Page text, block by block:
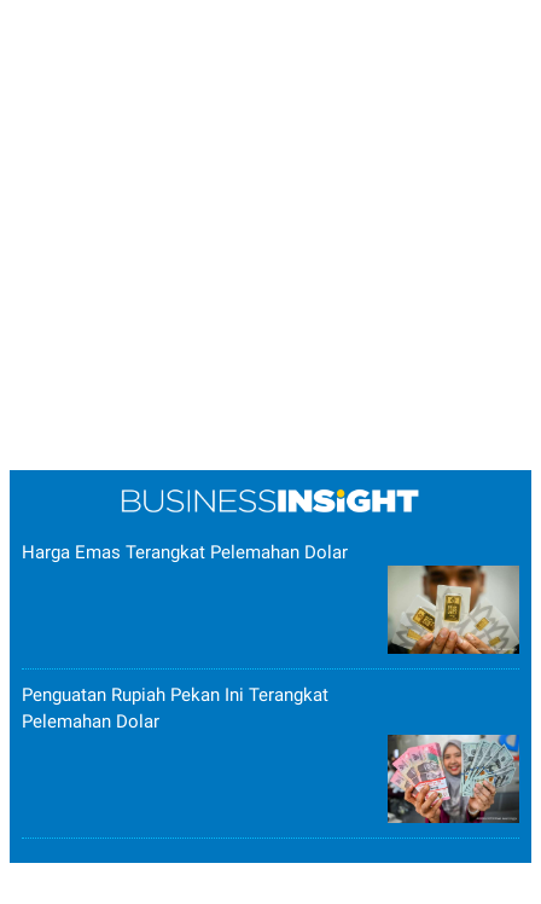
Harga Emas Terangkat Pelemahan Dolar
Penguatan Rupiah Pekan Ini Terangkat
Pelemahan Dolar